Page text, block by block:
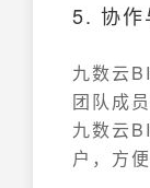
5. 协作
九数云
团队成
九数云
户，方